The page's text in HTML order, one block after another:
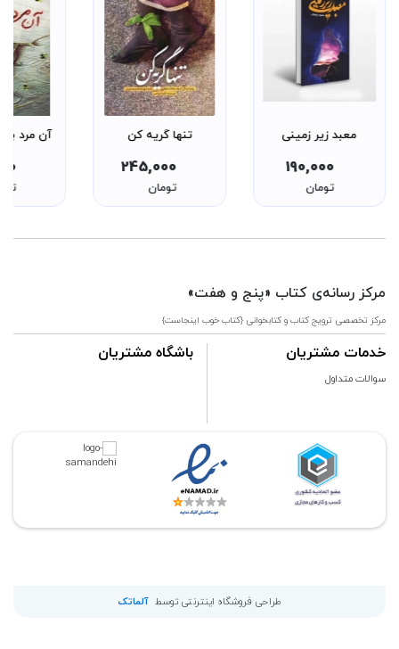
معبد زیر زمینی
190,000
تومان
تنها گریه کن
245,000
تومان
آن مرد با
مرکز رسانه‌ی کتاب «پنج و هفت»
مرکز تخصصی ترویج کتاب و کتابخوانی {کتاب خوب اینجاست}
خدمات مشتریان
سوالات متداول
باشگاه مشتریان
طراحی فروشگاه اینترنتی توسط آلماتک